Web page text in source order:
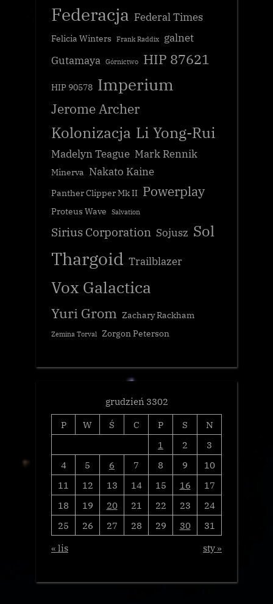
Federacja Federal Times
Felicia Winters Frank Raddix
galnet
Gutamaya Górnictwo HIP 87621
HIP 90578 Imperium
Jerome Archer
Kolonizacja Li Yong-Rui
Madelyn Teague Mark Rennik
Minerva Nakato Kaine
Panther Clipper Mk II Powerplay
Proteus Wave Salvation
Sirius Corporation Sojusz Sol
Thargoid Trailblazer
Vox Galactica
Yuri Grom Zachary Rackham
Zemina Torval Zorgon Peterson
grudzień 3302
P
W Ś C P S
N
1
2
3
4
5 6 7 8 9
10
11
12 13 14 15 16
17
18
19 20 21 22 23
24
25
26 27 28 29 30
31
« lis
sty »